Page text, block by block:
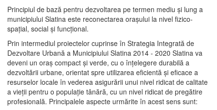
Principiul de bază pentru dezvoltarea pe termen mediu şi lung a
municipiului Slatina este reconectarea oraşului la nivel fizico-
spaţial, social şi funcţional.
Prin intermediul proiectelor cuprinse în Strategia Integrată de
Dezvoltare Urbană a Municipiului Slatina 2014 - 2020 Slatina va
deveni un oraş compact şi verde, cu o înţelegere durabilă a
dezvoltării urbane, orientat spre utilizarea eficientă şi eficace a
resurselor locale în vederea asigurării unui nivel ridicat de calitate
a vieţii pentru o populaţie tânără, cu un nivel ridicat de pregătire
profesională. Principalele aspecte urmărite în acest sens sunt: